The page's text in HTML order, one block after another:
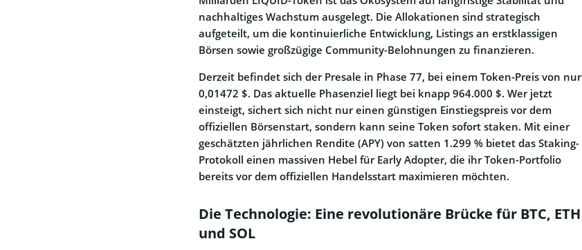
nachhaltiges Wachstum ausgelegt. Die Allokationen sind strategisch
aufgeteilt, um die kontinuierliche Entwicklung, Listings an erstklassigen
Börsen sowie großzügige Community-Belohnungen zu finanzieren.
Derzeit befindet sich der Presale in Phase 77, bei einem Token-Preis von nur
0,01472 $. Das aktuelle Phasenziel liegt bei knapp 964.000 $. Wer jetzt
einsteigt, sichert sich nicht nur einen günstigen Einstiegspreis vor dem
offiziellen Börsenstart, sondern kann seine Token sofort staken. Mit einer
geschätzten jährlichen Rendite (APY) von satten 1.299 % bietet das Staking-
Protokoll einen massiven Hebel für Early Adopter, die ihr Token-Portfolio
bereits vor dem offiziellen Handelsstart maximieren möchten.
Die Technologie: Eine revolutionäre Brücke für BTC, ETH
und SOL